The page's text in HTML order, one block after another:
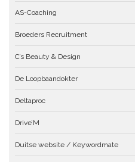
AS-Coaching
Broeders Recruitment
C’s Beauty & Design
De Loopbaandokter
Deltaproc
Drive’M
Duitse website / Keywordmate